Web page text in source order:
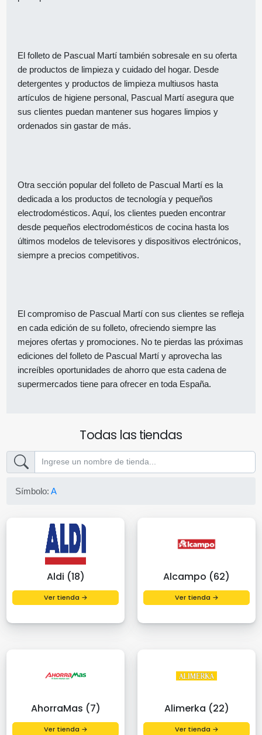
El folleto de Pascual Martí también sobresale en su oferta
de productos de limpieza y cuidado del hogar. Desde
detergentes y productos de limpieza multiusos hasta
artículos de higiene personal, Pascual Martí asegura que
sus clientes puedan mantener sus hogares limpios y
ordenados sin gastar de más.
Otra sección popular del folleto de Pascual Martí es la
dedicada a los productos de tecnología y pequeños
electrodomésticos. Aquí, los clientes pueden encontrar
desde pequeños electrodomésticos de cocina hasta los
últimos modelos de televisores y dispositivos electrónicos,
siempre a precios competitivos.
El compromiso de Pascual Martí con sus clientes se refleja
en cada edición de su folleto, ofreciendo siempre las
mejores ofertas y promociones. No te pierdas las próximas
ediciones del folleto de Pascual Martí y aprovecha las
increíbles oportunidades de ahorro que esta cadena de
supermercados tiene para ofrecer en toda España.
Todas las tiendas
Símbolo:A
Aldi (18)
Ver tienda →
Alcampo (62)
Ver tienda →
AhorraMas (7)
Ver tienda →
Alimerka (22)
Ver tienda →